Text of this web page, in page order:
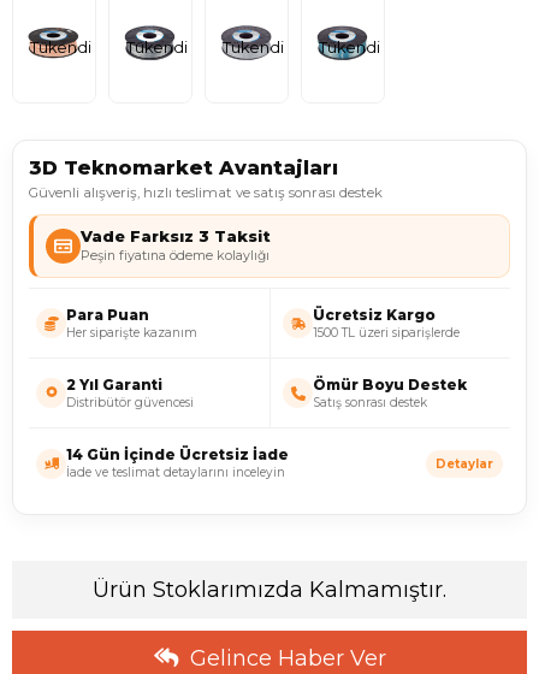
Tükendi Tükendi Tükendi Tükendi
3D Teknomarket Avantajları
Güvenli alışveriş, hızlı teslimat ve satış sonrası destek
Vade Farksız 3 Taksit
Peşin fiyatına ödeme kolaylığı
Para Puan
Her siparişte kazanım
Ücretsiz Kargo
1500 TL üzeri siparişlerde
2 Yıl Garanti
Distribütör güvencesi
Ömür Boyu Destek
Satış sonrası destek
14 Gün İçinde Ücretsiz İade
İade ve teslimat detaylarını inceleyin
Detaylar
Ürün Stoklarımızda Kalmamıştır.
Gelince Haber Ver